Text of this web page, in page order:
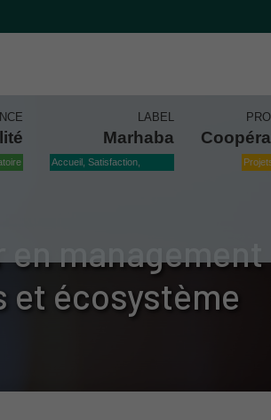
LABEL
Marhaba
Accueil, Satisfaction,
et écosystème